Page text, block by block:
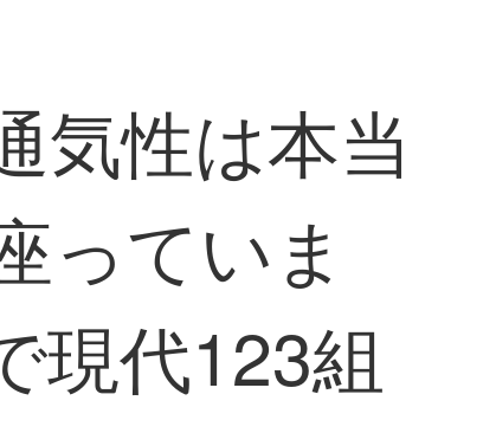
気性は本当
っていま
現代123組